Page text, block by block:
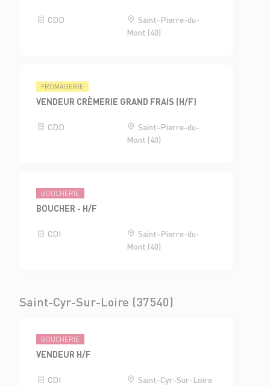
CDD
Saint-Pierre-du-
Mont (40)
FROMAGERIE
VENDEUR CRÈMERIE GRAND FRAIS (H/F)
CDD
Saint-Pierre-du-
Mont (40)
BOUCHERIE
BOUCHER - H/F
CDI
Saint-Pierre-du-
Mont (40)
Saint-Cyr-Sur-Loire (37540)
BOUCHERIE
VENDEUR H/F
CDI
Saint-Cyr-Sur-Loire